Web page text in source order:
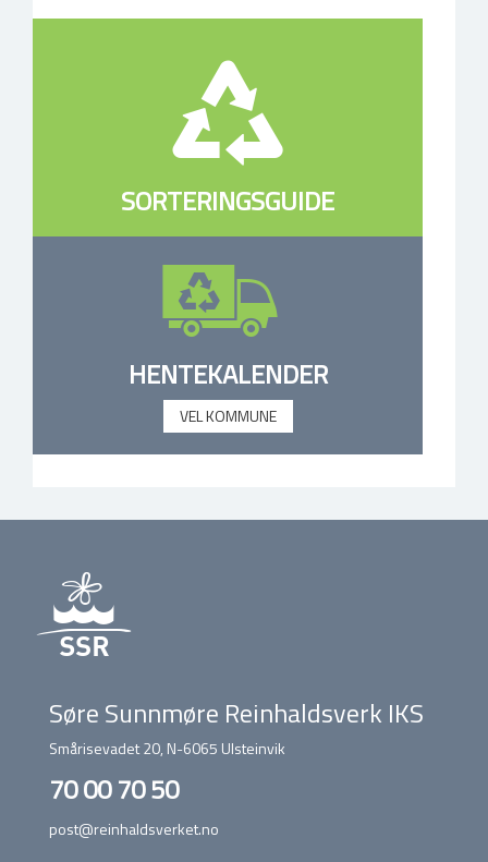
SORTERINGSGUIDE
HENTEKALENDER
VEL KOMMUNE
Søre Sunnmøre Reinhaldsverk IKS
Smårisevadet 20, N-6065 Ulsteinvik
70 00 70 50
post@reinhaldsverket.no